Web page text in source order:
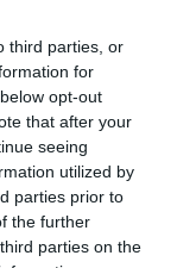
third parties, or
for
opt-out
that after your
seeing
utilized by
parties prior to
the further
parties on the